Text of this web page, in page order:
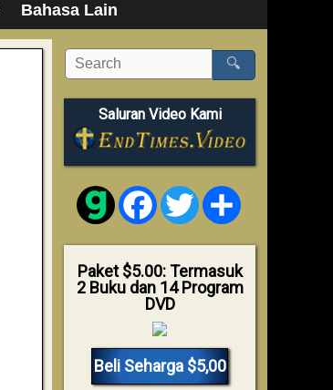
Bahasa Lain
🔍
Saluran Video Kami
FacebookTwitter
Paket $5.00: Termasuk
2 Buku dan 14 Program
DVD
Beli Seharga $5,00